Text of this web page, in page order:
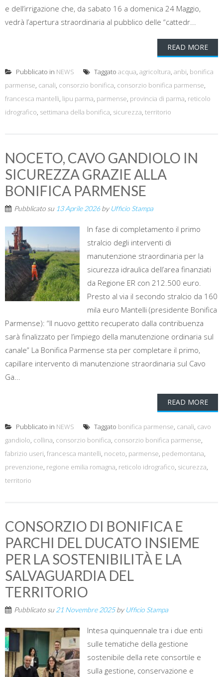
e dell’irrigazione che, da sabato 16 a domenica 24 Maggio,
vedrà l’apertura straordinaria al pubblico delle “cattedr...
READ MORE
Pubblicato in NEWS Taggato acqua, agricoltura, anbi, bonifica
parmense, canali, consorzio bonifica, consorzio bonifica parmense,
francesca mantelli, lipu parma, parmense, provincia di parma, reticolo
idrografico, settimana della bonifica, sicurezza, territorio
NOCETO, CAVO GANDIOLO IN
SICUREZZA GRAZIE ALLA
BONIFICA PARMENSE
Pubblicato su 13 Aprile 2026by Ufficio Stampa
In fase di completamento il primo
stralcio degli interventi di
manutenzione straordinaria per la
sicurezza idraulica dell’area finanziati
da Regione ER con 212.500 euro.
Presto al via il secondo stralcio da 160
mila euro Mantelli (presidente Bonifica
Parmense): “Il nuovo gettito recuperato dalla contribuenza
sarà finalizzato per l’impiego della manutenzione ordinaria sul
canale” La Bonifica Parmense sta per completare il primo,
capillare intervento di manutenzione straordinaria sul Cavo
Ga...
READ MORE
Pubblicato in NEWS Taggato bonifica parmense, canali, cavo
gandiolo, collina, consorzio bonifica, consorzio bonifica parmense,
fabrizio useri, francesca mantelli, noceto, parmense, pedemontana,
prevenzione, regione emilia romagna, reticolo idrografico, sicurezza,
territorio
CONSORZIO DI BONIFICA E
PARCHI DEL DUCATO INSIEME
PER LA SOSTENIBILITÀ E LA
SALVAGUARDIA DEL
TERRITORIO
Pubblicato su 21 Novembre 2025by Ufficio Stampa
Intesa quinquennale tra i due enti
sulle tematiche della gestione
sostenibile della rete consortile e
sulla gestione, conservazione e